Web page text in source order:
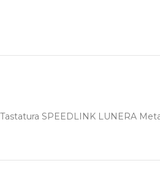
Tastatura SPEEDLINK LUNERA